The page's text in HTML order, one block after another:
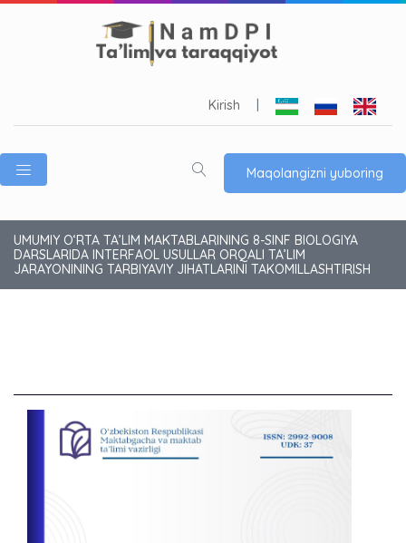
Kirish
Maqolangizni yuboring
UMUMIY O‘RTA TA’LIM MAKTABLARINING 8-SINF BIOLOGIYA
DARSLARIDA INTERFAOL USULLAR ORQALI TA’LIM
JARAYONINING TARBIYAVIY JIHATLARINI TAKOMILLASHTIRISH